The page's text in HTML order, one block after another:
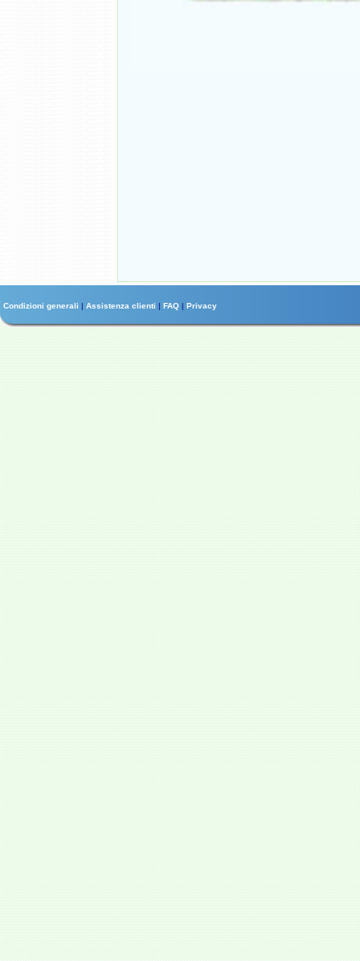
Condizioni generali | Assistenza clienti | FAQ | Privacy